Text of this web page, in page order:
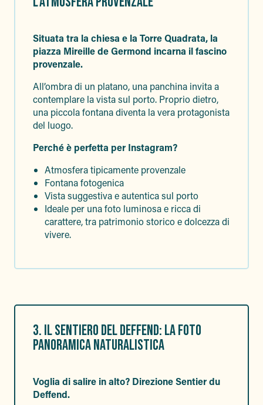
Situata tra la chiesa e la Torre Quadrata, la
piazza Mireille de Germond incarna il fascino
provenzale.
All’ombra di un platano, una panchina invita a
contemplare la vista sul porto. Proprio dietro,
una piccola fontana diventa la vera protagonista
del luogo.
Perché è perfetta per Instagram?
Atmosfera tipicamente provenzale
Fontana fotogenica
Vista suggestiva e autentica sul porto
Ideale per una foto luminosa e ricca di
carattere, tra patrimonio storico e dolcezza di
vivere.
3. IL SENTIERO DEL DEFFEND: LA FOTO
PANORAMICA NATURALISTICA
Voglia di salire in alto? Direzione Sentier du
Deffend.